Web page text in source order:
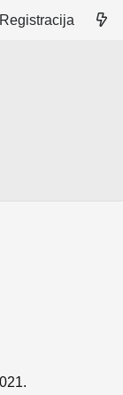
Registracija